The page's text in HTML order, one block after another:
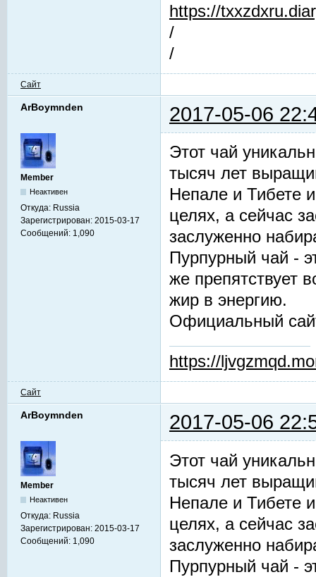
https://
/
/
Сайт
ArBoymnden 2017-05-06
Member
Неактивен
Откуда: Russia
Зарегистрирован: 2015-03-17
Сообщений: 1,090
Этот чай
тысяч лет
Непале и Тибете
целях, а сейчас
заслуженно
Пурпурный чай -
же препятствует
жир в энергию.
Официальный
https://
Сайт
ArBoymnden 2017-05-06
Member
Неактивен
Откуда: Russia
Зарегистрирован: 2015-03-17
Сообщений: 1,090
Этот чай
тысяч лет
Непале и Тибете
целях, а сейчас
заслуженно
Пурпурный чай -